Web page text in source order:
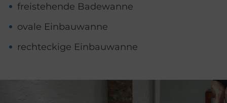
freistehende Badewanne
ovale Einbauwanne
rechteckige Einbauwanne